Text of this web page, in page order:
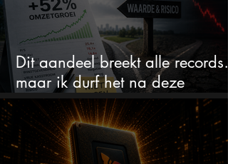
Dit aandeel breekt alle
maar ik durf het na deze
koersstijging niet te kopen